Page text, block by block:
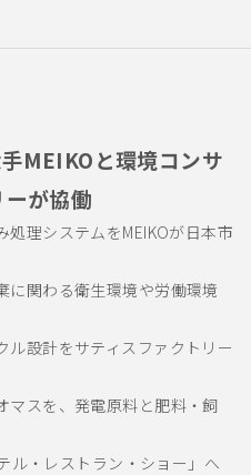
MEIKOと環境コンサ
が協働
理システムをMEIKOが日本市
関わる衛生環境や労働環境
設計をサティスファクトリー
スを、発電原料と肥料・飼
・レストラン・ショー」へ